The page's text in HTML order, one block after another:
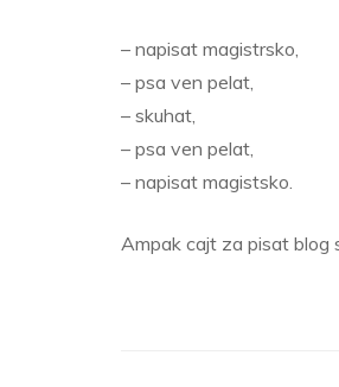
– napisat magistrsko,
– psa ven pelat,
– skuhat,
– psa ven pelat,
– napisat magistsko.
Ampak cajt za pisat blog